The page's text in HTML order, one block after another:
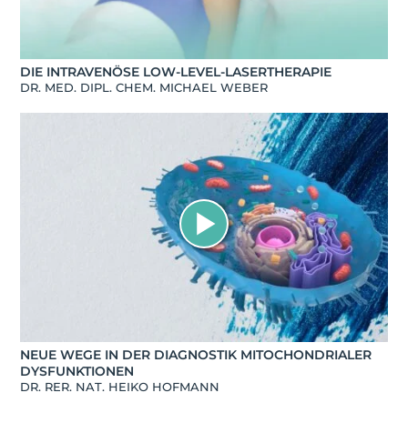
DIE INTRAVENÖSE LOW-LEVEL-LASERTHERAPIE
DR. MED. DIPL. CHEM. MICHAEL WEBER
NEUE WEGE IN DER DIAGNOSTIK MITOCHONDRIALER
DYSFUNKTIONEN
DR. RER. NAT. HEIKO HOFMANN